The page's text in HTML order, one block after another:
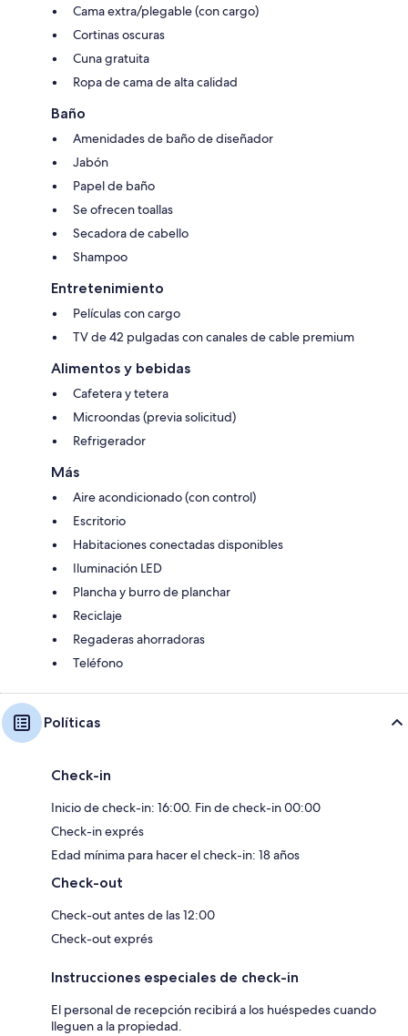
Cama extra/plegable (con cargo)
Cortinas oscuras
Cuna gratuita
Ropa de cama de alta calidad
Baño
Amenidades de baño de diseñador
Jabón
Papel de baño
Se ofrecen toallas
Secadora de cabello
Shampoo
Entretenimiento
Películas con cargo
TV de 42 pulgadas con canales de cable premium
Alimentos y bebidas
Cafetera y tetera
Microondas (previa solicitud)
Refrigerador
Más
Aire acondicionado (con control)
Escritorio
Habitaciones conectadas disponibles
Iluminación LED
Plancha y burro de planchar
Reciclaje
Regaderas ahorradoras
Teléfono
Políticas
Check-in
Inicio de check-in: 16:00. Fin de check-in 00:00
Check-in exprés
Edad mínima para hacer el check-in: 18 años
Check-out
Check-out antes de las 12:00
Check-out exprés
Instrucciones especiales de check-in
El personal de recepción recibirá a los huéspedes cuando
lleguen a la propiedad.